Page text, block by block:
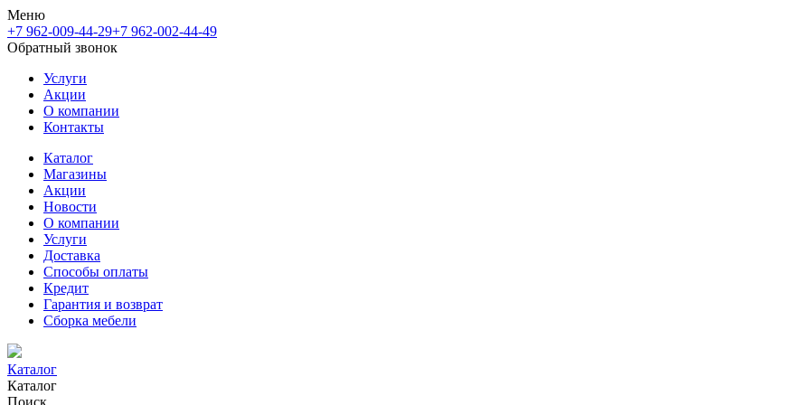
Меню
+7 962-009-44-29+7 962-002-44-49
Обратный звонок
Услуги
Акции
О компании
Контакты
Каталог
Магазины
Акции
Новости
О компании
Услуги
Доставка
Способы оплаты
Кредит
Гарантия и возврат
Сборка мебели
Каталог
Каталог
Поиск